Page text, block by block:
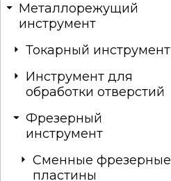
Металлорежущий
инструмент
Токарный инструмент
Инструмент для
обработки отверстий
Фрезерный
инструмент
Сменные фрезерные
пластины